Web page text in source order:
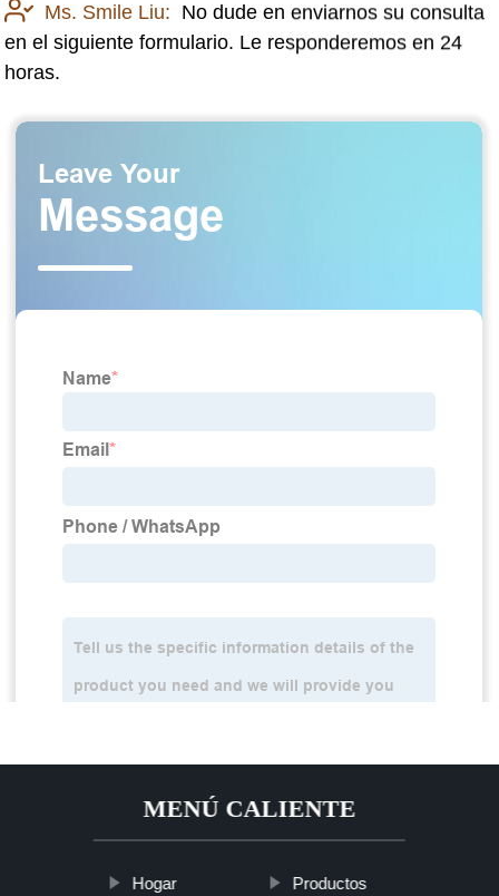
Ms. Smile Liu: No dude en enviarnos su consulta
en el siguiente formulario. Le responderemos en 24
horas.
MENÚ CALIENTE
Hogar Productos